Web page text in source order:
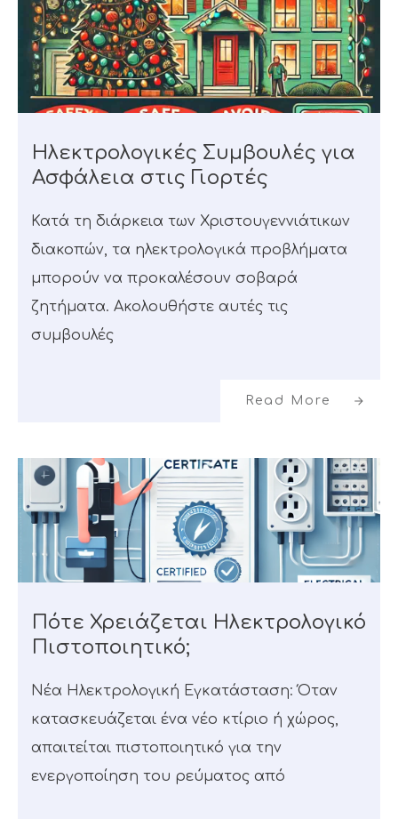
Ηλεκτρολογικές Συμβουλές για
Ασφάλεια στις Γιορτές
Κατά τη διάρκεια των Χριστουγεννιάτικων
διακοπών, τα ηλεκτρολογικά προβλήματα
μπορούν να προκαλέσουν σοβαρά
ζητήματα. Ακολουθήστε αυτές τις
συμβουλές
Read More
Πότε Χρειάζεται Ηλεκτρολογικό
Πιστοποιητικό;
Νέα Ηλεκτρολογική Εγκατάσταση: Όταν
κατασκευάζεται ένα νέο κτίριο ή χώρος,
απαιτείται πιστοποιητικό για την
ενεργοποίηση του ρεύματος από